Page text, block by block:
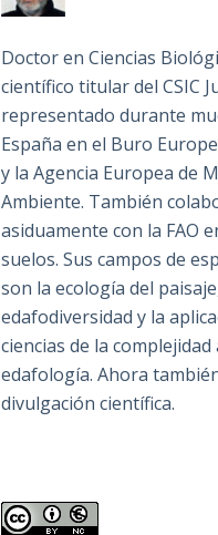
Doctor en Ciencias
científico titular del CSIC
representado durante
España en el Buro
y la Agencia Europea de
Ambiente. También
asiduamente con la FAO
suelos. Sus campos de
son la ecología del
edafodiversidad y la
ciencias de la complejidad
edafología. Ahora
divulgación científica.